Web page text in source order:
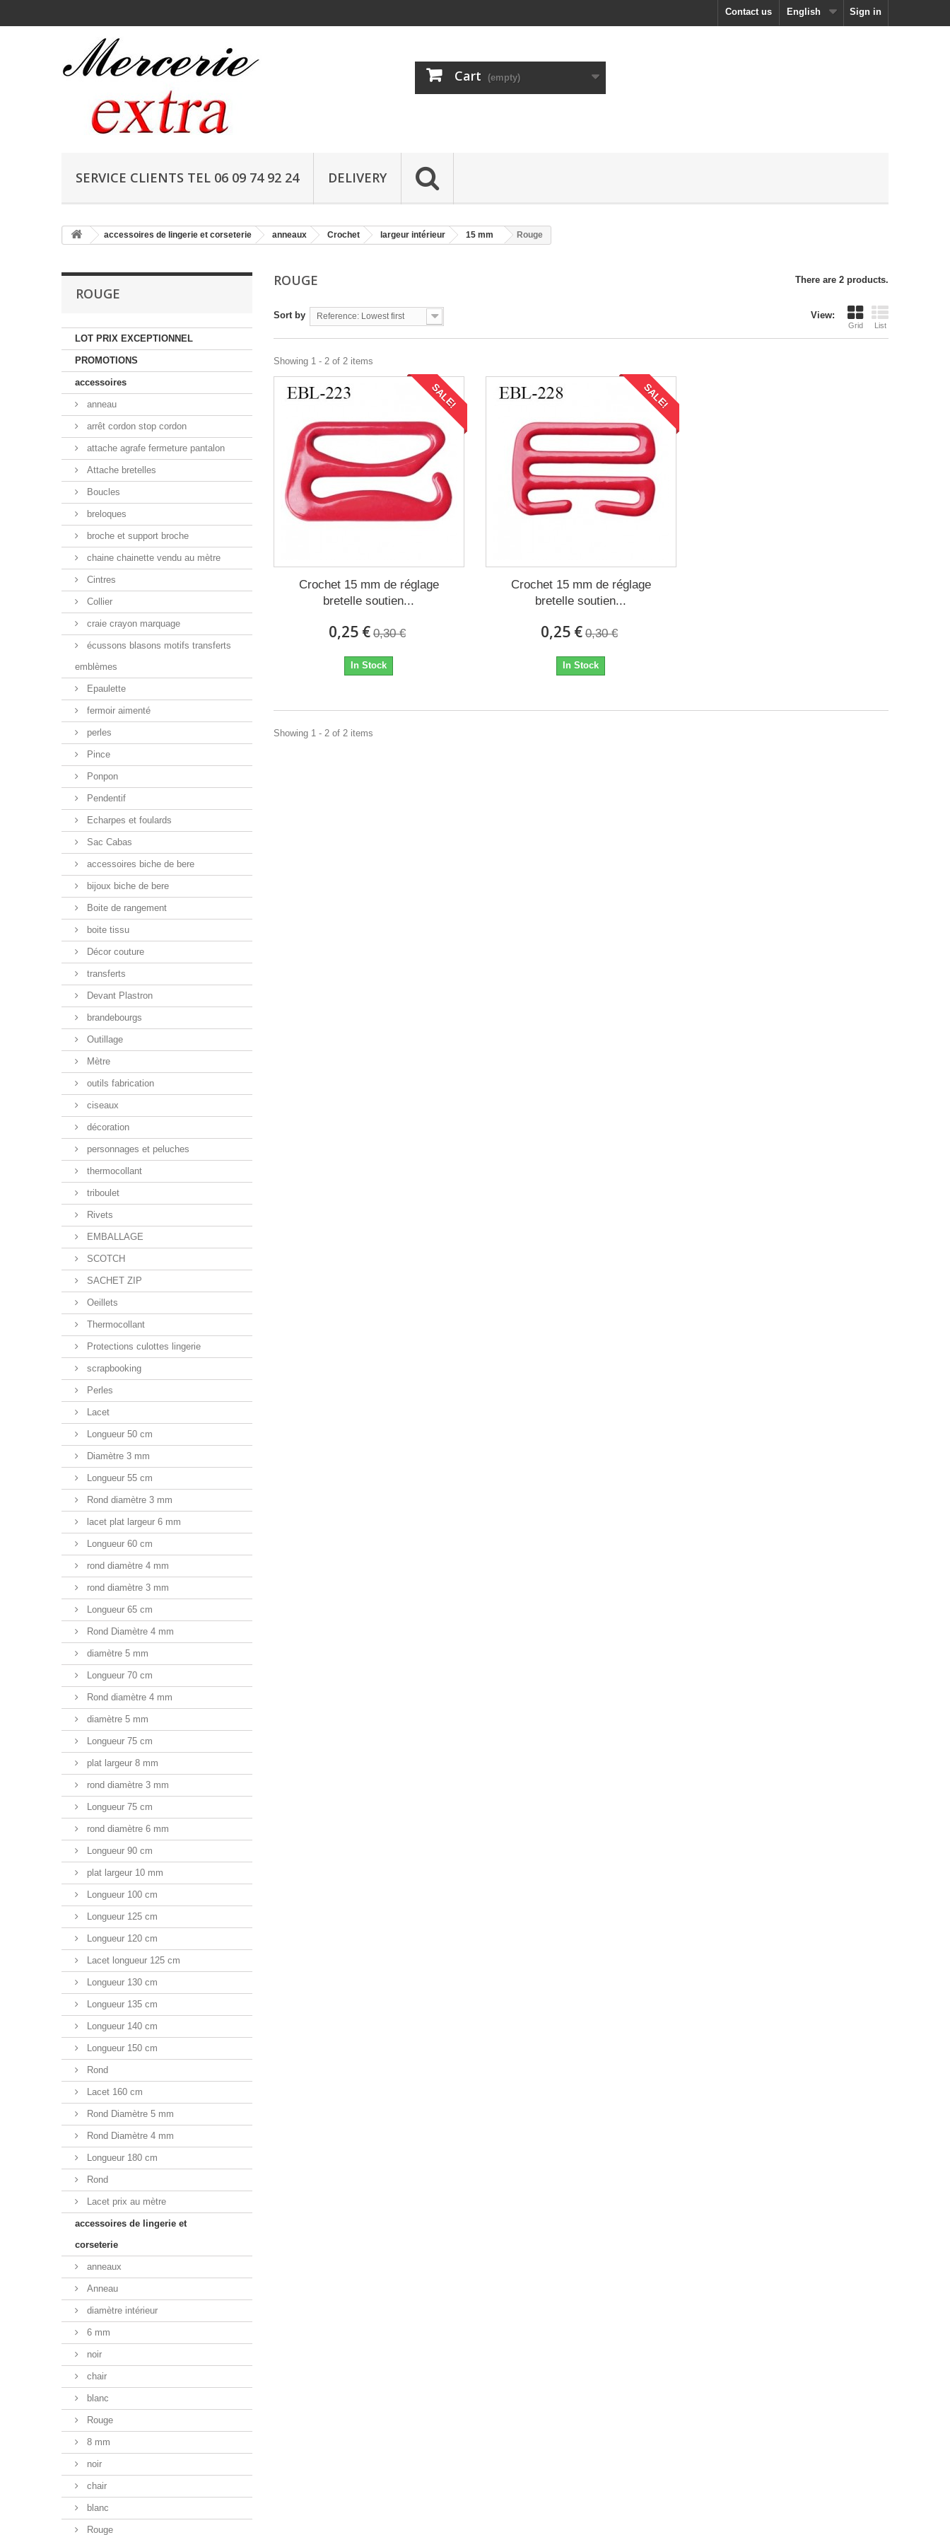
Sign in
English
Contact us
Cart (empty)
SERVICE CLIENTS TEL 06 09 74 92 24 DELIVERY
accessoires de lingerie et corseterie anneaux Crochet largeur intérieur 15 mm Rouge
ROUGE
LOT PRIX EXCEPTIONNEL
PROMOTIONS
accessoires
anneau
arrêt cordon stop cordon
attache agrafe fermeture pantalon
Attache bretelles
Boucles
breloques
broche et support broche
chaine chainette vendu au mètre
Cintres
Collier
craie crayon marquage
écussons blasons motifs transferts
emblèmes
Epaulette
fermoir aimenté
perles
Pince
Ponpon
Pendentif
Echarpes et foulards
Sac Cabas
accessoires biche de bere
bijoux biche de bere
Boite de rangement
boite tissu
Décor couture
transferts
Devant Plastron
brandebourgs
Outillage
Mètre
outils fabrication
ciseaux
décoration
personnages et peluches
thermocollant
triboulet
Rivets
EMBALLAGE
SCOTCH
SACHET ZIP
Oeillets
Thermocollant
Protections culottes lingerie
scrapbooking
Perles
Lacet
Longueur 50 cm
Diamètre 3 mm
Longueur 55 cm
Rond diamètre 3 mm
lacet plat largeur 6 mm
Longueur 60 cm
rond diamètre 4 mm
rond diamètre 3 mm
Longueur 65 cm
Rond Diamètre 4 mm
diamètre 5 mm
Longueur 70 cm
Rond diamètre 4 mm
diamètre 5 mm
Longueur 75 cm
plat largeur 8 mm
rond diamètre 3 mm
Longueur 75 cm
rond diamètre 6 mm
Longueur 90 cm
plat largeur 10 mm
Longueur 100 cm
Longueur 125 cm
Longueur 120 cm
Lacet longueur 125 cm
Longueur 130 cm
Longueur 135 cm
Longueur 140 cm
Longueur 150 cm
Rond
Lacet 160 cm
Rond Diamètre 5 mm
Rond Diamètre 4 mm
Longueur 180 cm
Rond
Lacet prix au mètre
accessoires de lingerie et
corseterie
anneaux
Anneau
diamètre intérieur
6 mm
noir
chair
blanc
Rouge
8 mm
noir
chair
blanc
Rouge
ROUGE There are 2 products.
View:
Grid List
Sort by Reference: Lowest first
Showing 1 - 2 of 2 items
SALE!
Crochet 15 mm de réglage
bretelle soutien...
0,25 € 0,30 €
In Stock
SALE!
Crochet 15 mm de réglage
bretelle soutien...
0,25 € 0,30 €
In Stock
Showing 1 - 2 of 2 items